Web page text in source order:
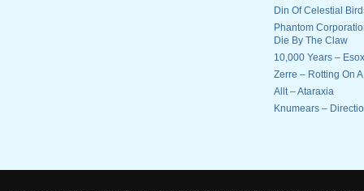
Din Of Celestial
Phantom
Die By The Claw
10,000 Years –
Zerre – Rotting On
Allt – Ataraxia
Knumears –